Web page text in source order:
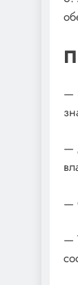
—
—
—
—